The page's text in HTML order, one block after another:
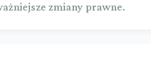
zmiany prawne.